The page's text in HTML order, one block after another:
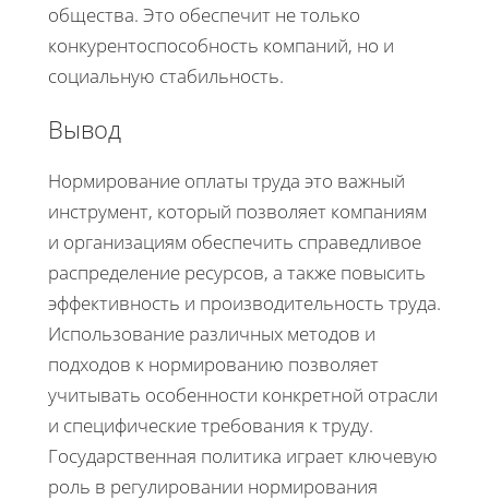
общества. Это обеспечит не только
конкурентоспособность компаний, но и
социальную стабильность.
Вывод
Нормирование оплаты труда это важный
инструмент, который позволяет компаниям
и организациям обеспечить справедливое
распределение ресурсов, а также повысить
эффективность и производительность труда.
Использование различных методов и
подходов к нормированию позволяет
учитывать особенности конкретной отрасли
и специфические требования к труду.
Государственная политика играет ключевую
роль в регулировании нормирования